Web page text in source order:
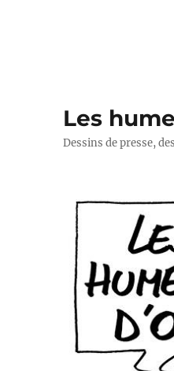
Les
Dessins de presse,